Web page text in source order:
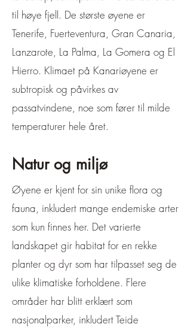
til høye fjell. De største øyene er
Tenerife, Fuerteventura, Gran Canaria,
Lanzarote, La Palma, La Gomera og El
Hierro. Klimaet på Kanariøyene er
subtropisk og påvirkes av
passatvindene, noe som fører til milde
temperaturer hele året.
Natur og miljø
Øyene er kjent for sin unike flora og
fauna, inkludert mange endemiske arter
som kun finnes her. Det varierte
landskapet gir habitat for en rekke
planter og dyr som har tilpasset seg de
ulike klimatiske forholdene. Flere
områder har blitt erklært som
nasjonalparker, inkludert Teide